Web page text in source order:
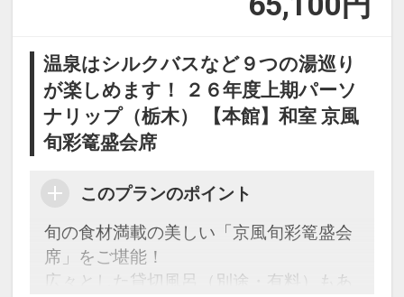
温泉はシルクバスなど９つの湯巡り
が楽しめます！ ２６年度上期パーソ
ナリップ（栃木） 【本館】和室 京風
旬彩篭盛会席
このプランのポイント
旬の食材満載の美しい「京風旬彩篭盛会
席」をご堪能！
広々とした貸切風呂（別途・有料）もあ